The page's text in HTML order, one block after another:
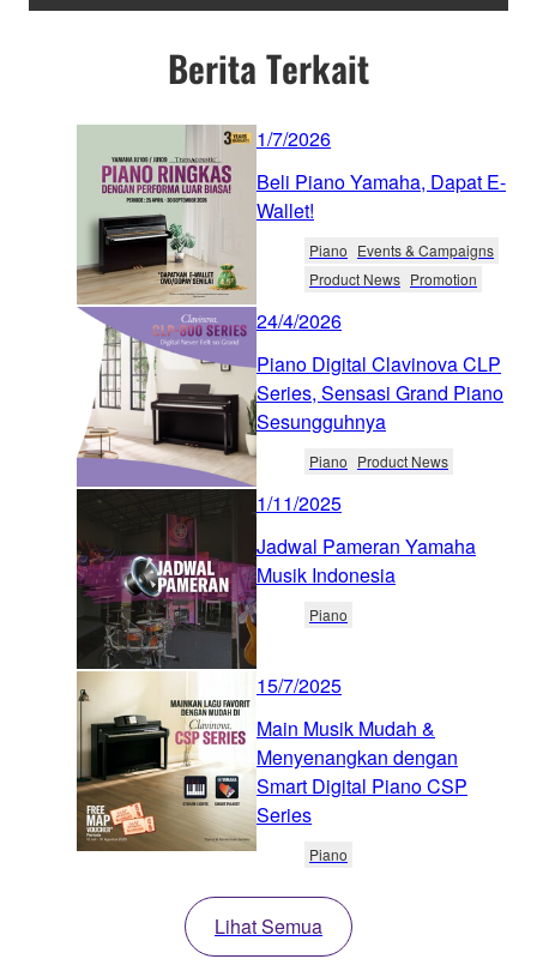
Berita Terkait
1/7/2026
Beli Piano Yamaha, Dapat E-
Wallet!
Piano Events & Campaigns
Product News Promotion
24/4/2026
Piano Digital Clavinova CLP
Series, Sensasi Grand Piano
Sesungguhnya
Piano Product News
1/11/2025
Jadwal Pameran Yamaha
Musik Indonesia
Piano
15/7/2025
Main Musik Mudah &
Menyenangkan dengan
Smart Digital Piano CSP
Series
Piano
Lihat Semua